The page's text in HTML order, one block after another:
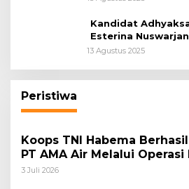
Kandidat
Esterina
Keadilan
13 Agustus 2025
Peristiwa
Koops TNI Habema
PT AMA Air Melalui Operasi
Taktis
3 Juli 2026